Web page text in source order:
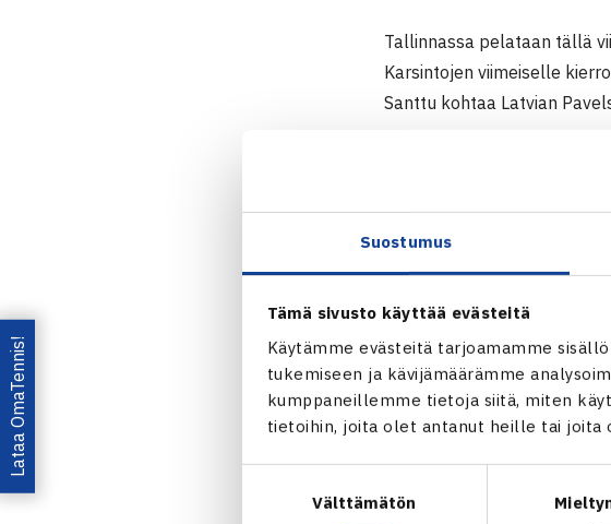
Suostumus
Tämä sivusto käyttää evästeitä
Käytämme evästeitä tarjoamamme
tukemiseen ja kävijämäärämme
kumppaneillemme tietoja siitä, miten
tietoihin, joita olet antanut heille tai joita
Välttämätön
Tallinnassa pelataan tällä
Karsintojen viimeiselle
Santtu kohtaa Latvian
1.kierrosta: Santtu Leskinen
kortti) 62 75, Kristaps
2.kierrosta: Leskinen –
Rahnasto (villi kortti) 60
Juniorien ITF-
Lataa OmaTennis!